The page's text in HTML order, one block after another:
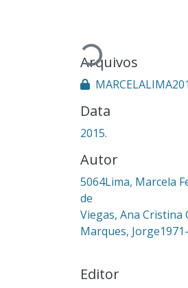
Carregando...
Arquivos
Data
2015.
Autor
5064Lima, Marcela
de
Viegas, Ana
Marques,
Editor